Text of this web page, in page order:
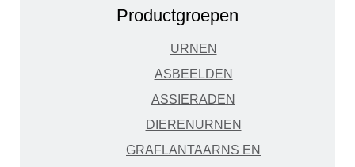
Productgroepen
URNEN
ASBEELDEN
ASSIERADEN
DIERENURNEN
GRAFLANTAARNS EN